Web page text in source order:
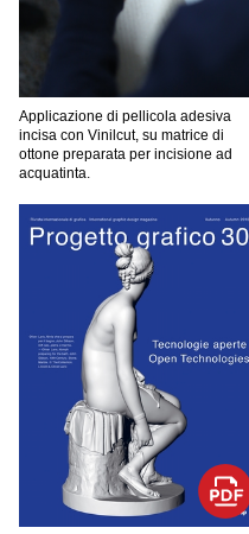
Applicazione di pellicola adesiva
incisa con Vinilcut, su matrice di
ottone preparata per incisione ad
acquatinta.